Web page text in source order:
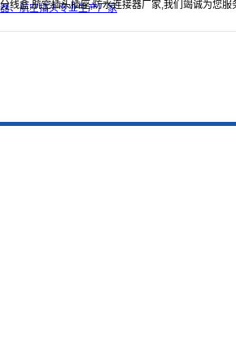
线盒,航空插头插座,防水连接器厂家,我们竭诚为您服